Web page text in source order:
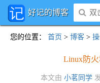
好记的博客
您的位置 ： 首页 > 博客 >
Linux防火
本文由 小茗同学